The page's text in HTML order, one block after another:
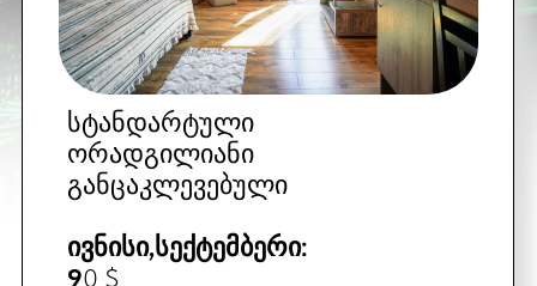
ᲒᲐᲣᲛᲯᲝᲑᲔᲡᲔᲑᲣᲚᲘ ᲜᲝᲛᲠᲔᲑᲘ ᲝᲠ
ᲐᲓᲐᲛᲘᲐᲜᲖᲔ,ᲡᲐᲕᲐᲠᲫᲚᲔᲑᲘᲗ ᲓᲘᲓᲘ
ᲐᲘᲕᲜᲔᲑᲘᲗ ᲓᲐ ᲖᲦᲕᲘᲡ ᲮᲔᲓᲘᲗ